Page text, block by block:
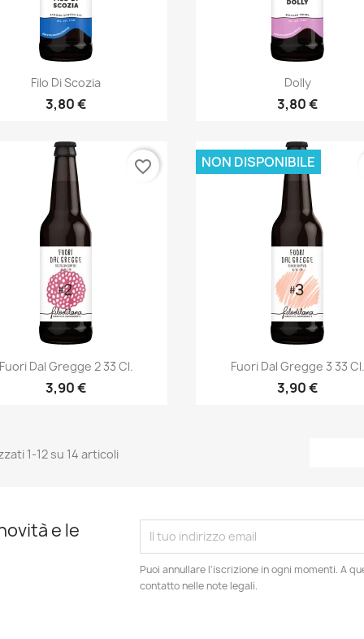
Anteprima
Filo Di Scozia
3,80 €
Anteprima
Dolly
3,80 €
Anteprima
Dal Gregge 2 33 Cl.
3,90 €
favorite_border
Anteprima
Fuori Dal Gregge 3 33 Cl.
3,90 €
NON DISPONIBILE
1-12 su 14 articoli
e le
Puoi annullare l'iscrizione in ogni momenti. A
contatto nelle note legali.